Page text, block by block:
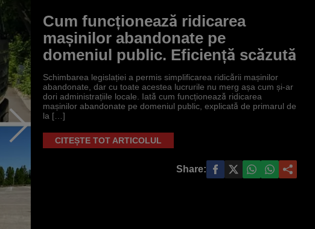
Cum funcționează ridicarea
mașinilor abandonate pe
domeniul public. Eficiență scăzută
Schimbarea legislației a permis simplificarea ridicării mașinilor
abandonate, dar cu toate acestea lucrurile nu merg așa cum și-ar
dori administrațiile locale. Iată cum funcționează ridicarea
mașinilor abandonate pe domeniul public, explicată de primarul de
la […]
CITEȘTE TOT ARTICOLUL
Share: